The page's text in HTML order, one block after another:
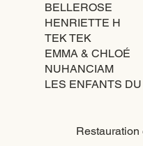
BELLEROSE
HENRIETTE H
TEK TEK
EMMA & CHLOÉ
NUHANCIAM
LES ENFANTS